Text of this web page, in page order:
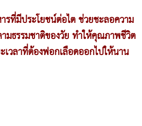
รที่มีประโยชน์ต่อไต ช่วยชะลอความ
ามธรรมชาติของวัย ทำให้คุณภาพชีวิต
วลาที่ต้องฟอกเลือดออกไปให้นาน